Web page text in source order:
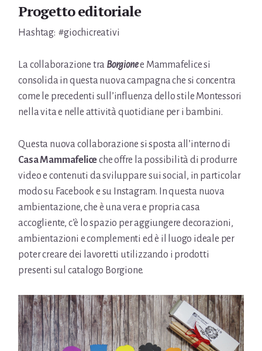
Progetto editoriale
Hashtag: #giochicreativi
La collaborazione tra Borgionee Mammafelice si
consolida in questa nuova campagna che si concentra
come le precedenti sull’influenza dello stile Montessori
nella vita e nelle attività quotidiane per i bambini.
Questa nuova collaborazione si sposta all’interno di
Casa Mammafeliceche offre la possibilità di produrre
video e contenuti da sviluppare sui social, in particolar
modo su Facebook e su Instagram. In questa nuova
ambientazione, che è una vera e propria casa
accogliente, c’è lo spazio per aggiungere decorazioni,
ambientazioni e complementi ed è il luogo ideale per
poter creare dei lavoretti utilizzando i prodotti
presenti sul catalogo Borgione.